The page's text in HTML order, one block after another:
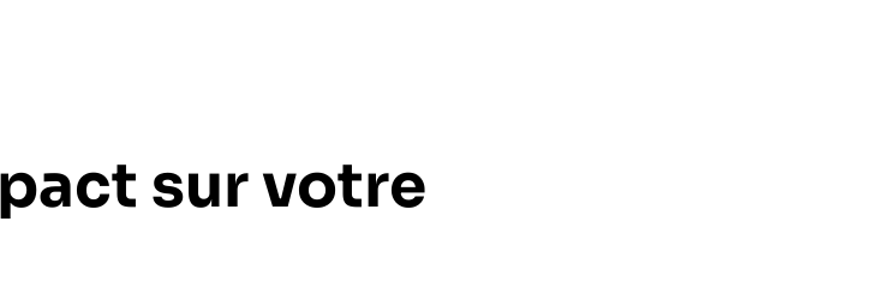
sur votre